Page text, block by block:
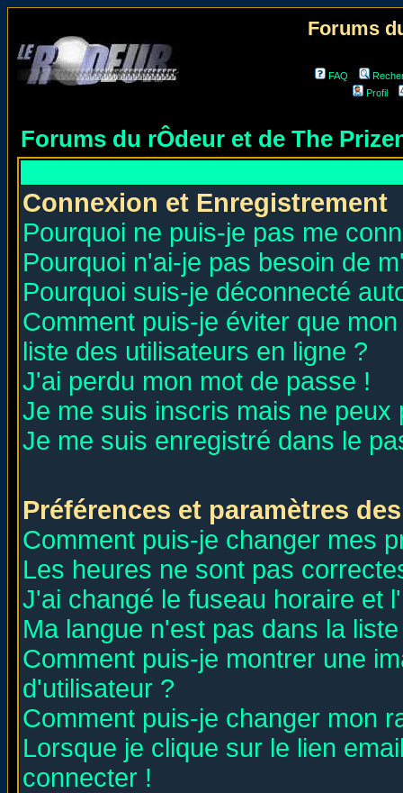
Forums
FAQ
Profil
Forums du rÔdeur et de The
Connexion et Enregistrement
Pourquoi ne puis-je pas me
Pourquoi n'ai-je pas besoin de
Pourquoi suis-je déconnecté
Comment puis-je éviter que
liste des utilisateurs en ligne ?
J'ai perdu mon mot de passe !
Je me suis inscris mais ne peux
Je me suis enregistré dans le
Préférences et paramètres
Comment puis-je changer mes
Les heures ne sont pas
J'ai changé le fuseau horaire et
Ma langue n'est pas dans la
Comment puis-je montrer une
d'utilisateur ?
Comment puis-je changer mon
Lorsque je clique sur le lien
connecter !